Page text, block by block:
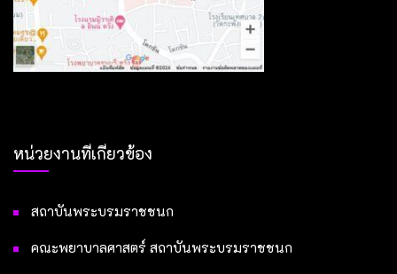
หน่วยงานที่เกี่ยวข้อง
สถาบันพระบรมราชชนก
คณะพยาบาลศาสตร์ สถาบันพระบรมราชชนก